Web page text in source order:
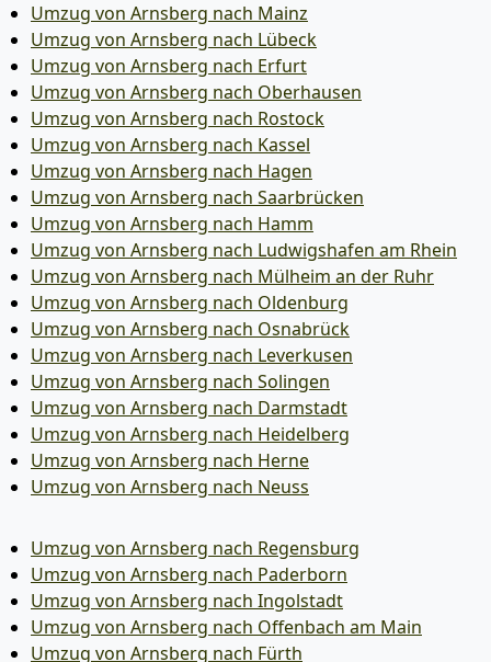
Umzug von Arnsberg nach Mainz
Umzug von Arnsberg nach Lübeck
Umzug von Arnsberg nach Erfurt
Umzug von Arnsberg nach Oberhausen
Umzug von Arnsberg nach Rostock
Umzug von Arnsberg nach Kassel
Umzug von Arnsberg nach Hagen
Umzug von Arnsberg nach Saarbrücken
Umzug von Arnsberg nach Hamm
Umzug von Arnsberg nach Ludwigshafen am Rhein
Umzug von Arnsberg nach Mülheim an der Ruhr
Umzug von Arnsberg nach Oldenburg
Umzug von Arnsberg nach Osnabrück
Umzug von Arnsberg nach Leverkusen
Umzug von Arnsberg nach Solingen
Umzug von Arnsberg nach Darmstadt
Umzug von Arnsberg nach Heidelberg
Umzug von Arnsberg nach Herne
Umzug von Arnsberg nach Neuss
Umzug von Arnsberg nach Regensburg
Umzug von Arnsberg nach Paderborn
Umzug von Arnsberg nach Ingolstadt
Umzug von Arnsberg nach Offenbach am Main
Umzug von Arnsberg nach Fürth